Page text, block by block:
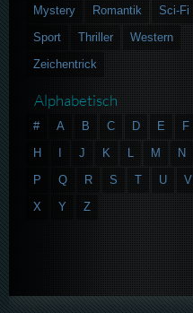
Mystery
Romantik
Sci-Fi
Sport
Thriller
Western
Zeichentrick
Alphabetisch
# A B C D E F
H
J K L M N
P
Q R S T U V
X
Y Z